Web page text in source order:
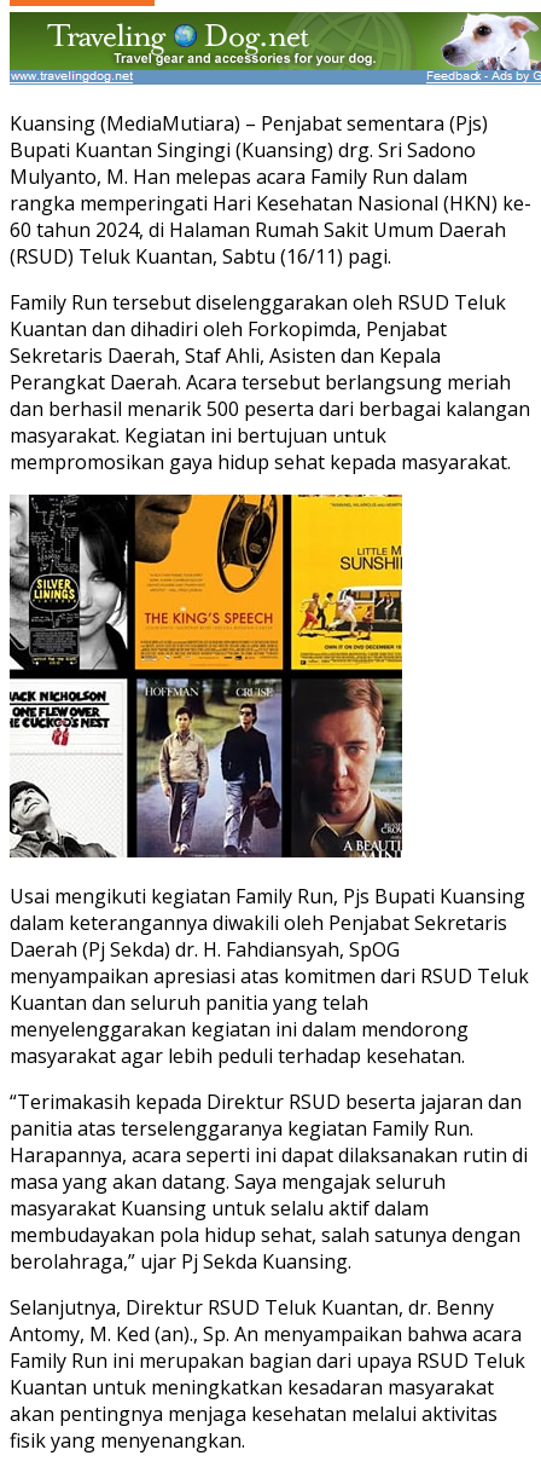
Kuansing (MediaMutiara) – Penjabat sementara (Pjs)
Bupati Kuantan Singingi (Kuansing) drg. Sri Sadono
Mulyanto, M. Han melepas acara Family Run dalam
rangka memperingati Hari Kesehatan Nasional (HKN) ke-
60 tahun 2024, di Halaman Rumah Sakit Umum Daerah
(RSUD) Teluk Kuantan, Sabtu (16/11) pagi.
Family Run tersebut diselenggarakan oleh RSUD Teluk
Kuantan dan dihadiri oleh Forkopimda, Penjabat
Sekretaris Daerah, Staf Ahli, Asisten dan Kepala
Perangkat Daerah. Acara tersebut berlangsung meriah
dan berhasil menarik 500 peserta dari berbagai kalangan
masyarakat. Kegiatan ini bertujuan untuk
mempromosikan gaya hidup sehat kepada masyarakat.
Usai mengikuti kegiatan Family Run, Pjs Bupati Kuansing
dalam keterangannya diwakili oleh Penjabat Sekretaris
Daerah (Pj Sekda) dr. H. Fahdiansyah, SpOG
menyampaikan apresiasi atas komitmen dari RSUD Teluk
Kuantan dan seluruh panitia yang telah
menyelenggarakan kegiatan ini dalam mendorong
masyarakat agar lebih peduli terhadap kesehatan.
“Terimakasih kepada Direktur RSUD beserta jajaran dan
panitia atas terselenggaranya kegiatan Family Run.
Harapannya, acara seperti ini dapat dilaksanakan rutin di
masa yang akan datang. Saya mengajak seluruh
masyarakat Kuansing untuk selalu aktif dalam
membudayakan pola hidup sehat, salah satunya dengan
berolahraga,” ujar Pj Sekda Kuansing.
Selanjutnya, Direktur RSUD Teluk Kuantan, dr. Benny
Antomy, M. Ked (an)., Sp. An menyampaikan bahwa acara
Family Run ini merupakan bagian dari upaya RSUD Teluk
Kuantan untuk meningkatkan kesadaran masyarakat
akan pentingnya menjaga kesehatan melalui aktivitas
fisik yang menyenangkan.